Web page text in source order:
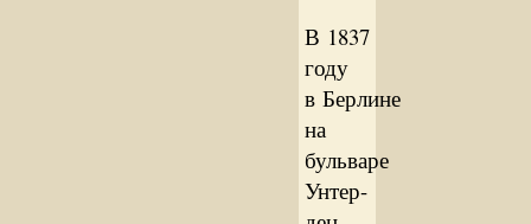
В 1837
году
в Берлине
на
бульваре
Унтер-